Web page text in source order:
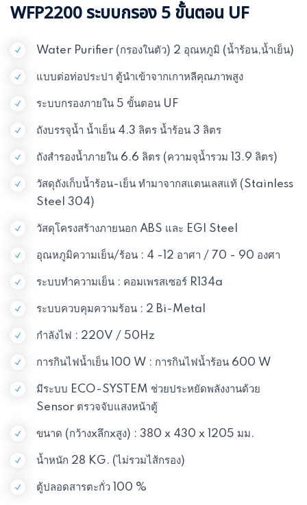
WFP2200 ระบบกรอง 5 ขั้นตอน UF
Water Purifier (กรองในตัว) 2 อุณหภูมิ (น้ำร้อน,น้ำเย็น)
แบบต่อท่อประปา ตู้นำเข้าจากเกาหลีคุณภาพสูง
ระบบกรองภายใน 5 ขั้นตอน UF
ถังบรรจุน้ำ น้ำเย็น 4.3 ลิตร น้ำร้อน 3 ลิตร
ถังสำรองน้ำภายใน 6.6 ลิตร (ความจุน้ำรวม 13.9 ลิตร)
วัสดุถังเก็บน้ำร้อน-เย็น ทำมาจากสแตนเลสแท้ (Stainless
Steel 304)
วัสดุโครงสร้างภายนอก ABS และ EGI Steel
อุณหภูมิความเย็น/ร้อน : 4 -12 อาศา / 70 - 90 องศา
ระบบทำความเย็น : คอมเพรสเซอร์ R134a
ระบบควบคุมความร้อน : 2 Bi-Metal
กำลังไฟ : 220V / 50Hz
การกินไฟน้ำเย็น 100 W : การกินไฟน้ำร้อน 600 W
มีระบบ ECO-SYSTEM ช่วยประหยัดพลังงานด้วย
Sensor ตรวจจับแสงหน้าตู้
ขนาด (กว้างxลึกxสูง) : 380 x 430 x 1205 มม.
น้ำหนัก 28 KG. (ไม่รวมไส้กรอง)
ตู้ปลอดสารตะกั่ว 100 %